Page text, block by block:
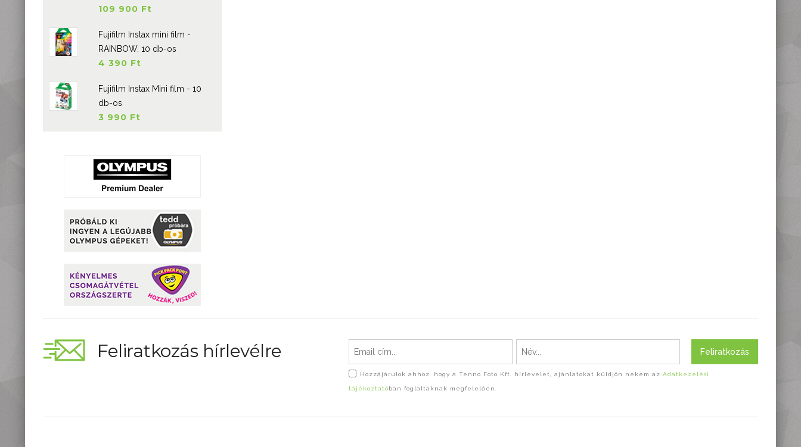
109 900 Ft
Fujifilm Instax mini film -
RAINBOW, 10 db-os
4 390 Ft
Fujifilm Instax Mini film - 10
db-os
3 990 Ft
Feliratkozás hírlevélre Feliratkozás
Hozzájárulok ahhoz, hogy a Tenno Foto Kft. hírlevelet, ajánlatokat küldjön nekem azAdatkezelési
tájékoztatóban foglaltaknak megfelelően.